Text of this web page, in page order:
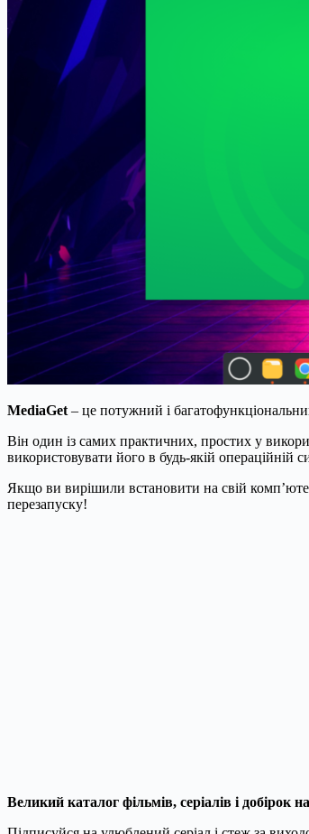
MediaGet – це потужний і
Він один із самих практичних, простих у
використовувати його в будь-якій операційній
Якщо ви вирішили встановити на свій
перезапуску!
Великий каталог фільмів, серіалів і добірок